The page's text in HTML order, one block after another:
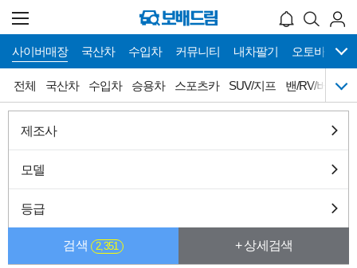
사이버매장 국산차 수입차 커뮤니티 내차팔기 오토바이
메
뉴
네
이
션
전체 국산차 수입차 승용차 스포츠카 SUV/지프 밴/RV/버스
사이버매장 바로가기
전체
스포츠카
캠핑카
희귀차
오토갤러리
제조사
모델
등급
검색 2,351 + 상세검색